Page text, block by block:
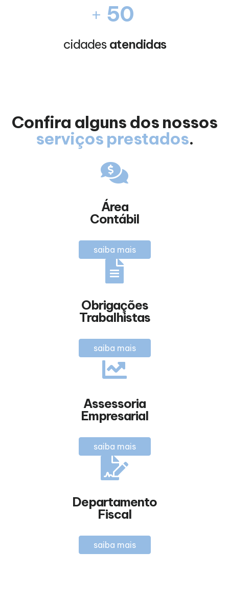
+ 50
cidades atendidas
Confira alguns dos nossos
serviços prestados.
Área
Contábil
saiba mais
Obrigações
Trabalhistas
saiba mais
Assessoria
Empresarial
saiba mais
Departamento
Fiscal
saiba mais